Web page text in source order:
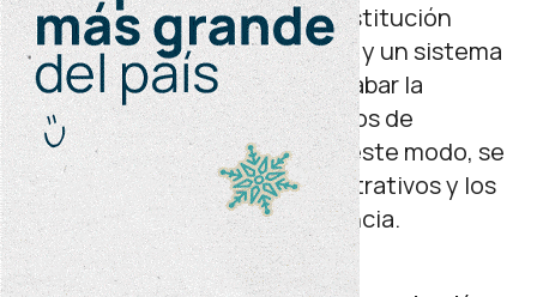
El acuerdo entre el IPVU y la institución
notarial formaliza mecanismos y un sistema
de turnos rotativos para destrabar la
regularización dominial en casos de
adjudicatarios reticentes. De este modo, se
optimizan los tiempos administrativos y los
procesos judiciales en la provincia.
miércoles 01 de julio de 2026